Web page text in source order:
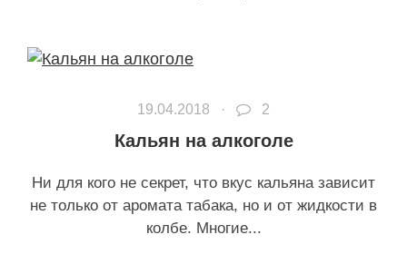
19.04.2018 · 2
Кальян на алкоголе
Ни для кого не секрет, что вкус кальяна зависит
не только от аромата табака, но и от жидкости в
колбе. Многие...